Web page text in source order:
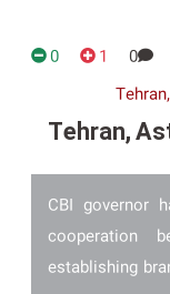
0
1
0
Tehran,
CBI governor
cooperation
establishing